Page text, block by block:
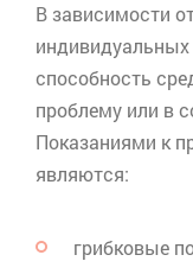
В зависимости
индивидуальных
способность
проблему или в
Показаниями к
являются:
грибковые